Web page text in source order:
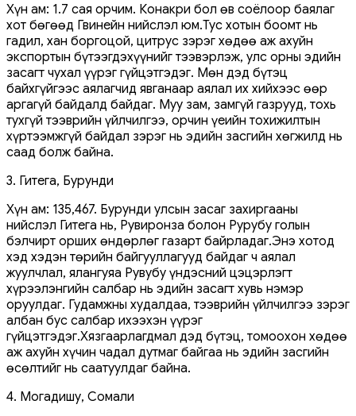
Хүн ам: 1.7 сая орчим. Конакри бол өв соёлоор баялаг
хот бөгөөд Гвинейн нийслэл юм.Тус хотын боомт нь
гадил, хан боргоцой, цитрус зэрэг хөдөө аж ахуйн
экспортын бүтээгдэхүүнийг тээвэрлэж, улс орны эдийн
засагт чухал үүрэг гүйцэтгэдэг. Мөн дэд бүтэц
байхгүйгээс аялагчид явганаар аялал их хийхээс өөр
аргагүй байдалд байдаг. Муу зам, замгүй газрууд, тохь
тухгүй тээврийн үйлчилгээ, орчин үеийн тохижилтын
хүртээмжгүй байдал зэрэг нь эдийн засгийн хөгжилд нь
саад болж байна.
3. Гитега, Бурунди
Хүн ам: 135,467. Бурунди улсын засаг захиргааны
нийслэл Гитега нь, Рувиронза болон Рурубу голын
бэлчирт орших өндөрлөг газарт байрладаг.Энэ хотод
хэд хэдэн төрийн байгууллагууд байдаг ч аялал
жуулчлал, ялангуяа Рувубу үндэсний цэцэрлэгт
хүрээлэнгийн салбар нь эдийн засагт хувь нэмэр
оруулдаг. Гудамжны худалдаа, тээврийн үйлчилгээ зэрэг
албан бус салбар ихээхэн үүрэг
гүйцэтгэдэг.Хязгаарлагдмал дэд бүтэц, томоохон хөдөө
аж ахуйн хүчин чадал дутмаг байгаа нь эдийн засгийн
өсөлтийг нь саатуулдаг байна.
4. Могадишу, Сомали